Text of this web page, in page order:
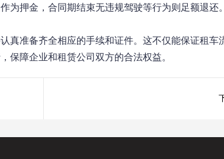
为押金，合同期结束无违规驾驶等行为则足额退还。
真准备齐全相应的手续和证件。这不仅能保证租车
保障企业和租赁公司双方的合法权益。